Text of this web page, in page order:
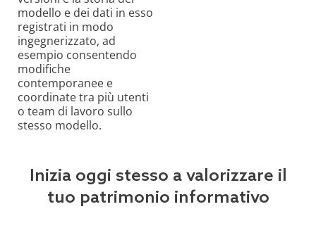
modello e dei dati in esso
registrati in modo
ingegnerizzato, ad
esempio consentendo
modifiche
contemporanee e
coordinate tra più utenti
o team di lavoro sullo
stesso modello.
Inizia oggi stesso a valorizzare il
tuo patrimonio informativo